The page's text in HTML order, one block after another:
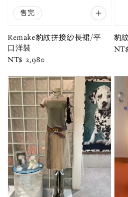
售完
Remake豹紋拼接紗長裙/平
口洋裝
Regular
NT$ 2,980
豹